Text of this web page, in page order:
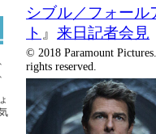
シブル／フォール
ト 』 来日記者会見
© 2018 Paramount
rights reserved.